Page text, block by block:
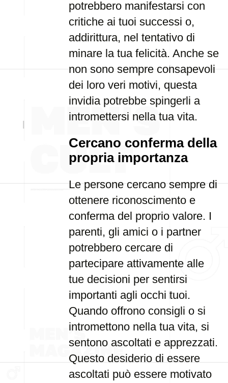
potrebbero manifestarsi con
critiche ai tuoi successi o,
addirittura, nel tentativo di
minare la tua felicità. Anche se
non sono sempre consapevoli
dei loro veri motivi, questa
invidia potrebbe spingerli a
intromettersi nella tua vita.
Cercano conferma della
propria importanza
Le persone cercano sempre di
ottenere riconoscimento e
conferma del proprio valore. I
parenti, gli amici o i partner
potrebbero cercare di
partecipare attivamente alle
tue decisioni per sentirsi
importanti agli occhi tuoi.
Quando offrono consigli o si
intromettono nella tua vita, si
sentono ascoltati e apprezzati.
Questo desiderio di essere
ascoltati può essere motivato